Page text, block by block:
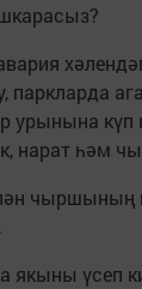
паркларда
урынына
нарат һәм
чыр­шы­ның
якыны үсеп